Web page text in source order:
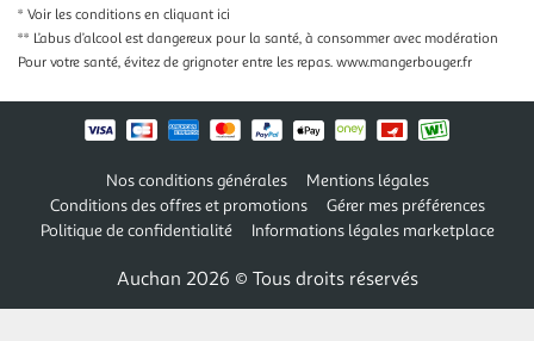
* Voir les conditions en cliquant ici
** L’abus d’alcool est dangereux pour la santé, à consommer avec modération
Pour votre santé, évitez de grignoter entre les repas. www.mangerbouger.fr
Nos conditions générales
Mentions légales
Conditions des offres et promotions
Gérer mes préférences
Politique de confidentialité
Informations légales marketplace
Auchan 2026 © Tous droits réservés